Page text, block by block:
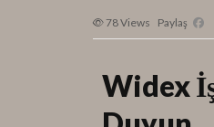
78Views Paylaş
Widex